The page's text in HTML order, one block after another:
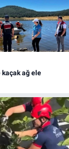
ağ ele